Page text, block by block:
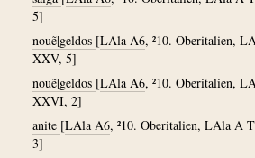
5]
nouẽ|geldos [LAla A6, ²10. Oberitalien,
XXV, 5]
nouẽ|geldos [LAla A6, ²10. Oberitalien,
XXVI, 2]
anite [LAla A6, ²10. Oberitalien, LAla A
3]